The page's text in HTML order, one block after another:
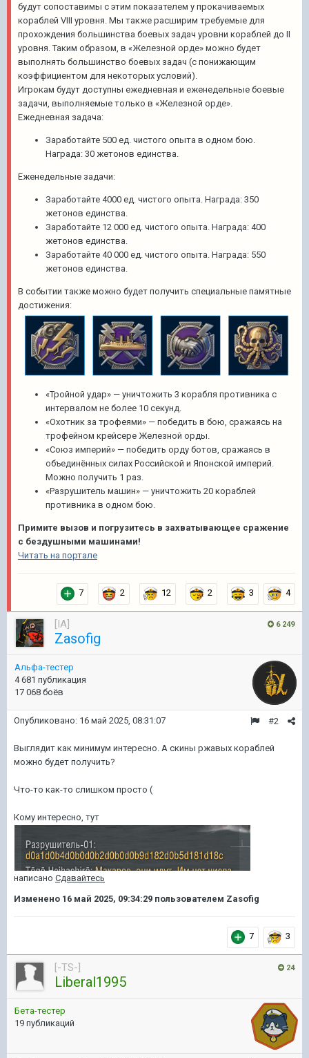
будут сопоставимы с этим показателем у прокачиваемых
кораблей VIII уровня. Мы также расширим требуемые для
прохождения большинства боевых задач уровни кораблей до II
уровня. Таким образом, в «Железной орде» можно будет
выполнять большинство боевых задач (с понижающим
коэффициентом для некоторых условий).
Игрокам будут доступны ежедневная и еженедельные боевые
задачи, выполняемые только в «Железной орде».
Ежедневная задача:
Заработайте 500 ед. чистого опыта в одном бою.
Награда: 30 жетонов единства.
Еженедельные задачи:
Заработайте 4000 ед. чистого опыта. Награда: 350
жетонов единства.
Заработайте 12 000 ед. чистого опыта. Награда: 400
жетонов единства.
Заработайте 40 000 ед. чистого опыта. Награда: 550
жетонов единства.
В событии также можно будет получить специальные памятные
достижения:
«Тройной удар» — уничтожить 3 корабля противника с
интервалом не более 10 секунд.
«Охотник за трофеями» — победить в бою, сражаясь на
трофейном крейсере Железной орды.
«Союз империй» — победить орду ботов, сражаясь в
объединённых силах Российской и Японской империй.
Можно получить 1 раз.
«Разрушитель машин» — уничтожить 20 кораблей
противника в одном бою.
Примите вызов и погрузитесь в захватывающее сражение
с бездушными машинами!
Читать на портале
7 2 12 2 3 4
6 249
[IA]
Zasofig
Альфа-тестер
4 681 публикация
17 068 боёв
#2
Опубликовано: 16 май 2025, 08:31:07
Выглядит как минимум интересно. А скины ржавых кораблей
можно будет получить?
Что-то как-то слишком просто (
Кому интересно, тут
написано Сдавайтесь
Изменено 16 май 2025, 09:34:29 пользователем Zasofig
7 3
24
[-TS-]
Liberal1995
Бета-тестер
19 публикаций